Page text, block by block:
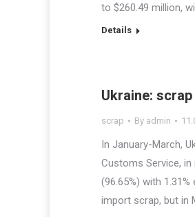
to $260.49 million,
Details
Ukraine:
scrap By admin
In January-March,
Customs Service,
(96.65%) with
import scrap, but in